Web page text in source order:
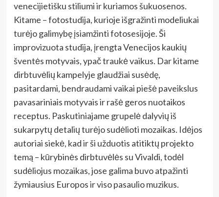
venecijietišku stiliumi ir kuriamos šukuosenos.
Kitame – fotostudija, kurioje išgražinti modeliukai
turėjo galimybę įsiamžinti fotosesijoje. Ši
improvizuota studija, įrengta Venecijos kaukių
šventės motyvais, ypač traukė vaikus. Dar kitame
dirbtuvėlių kampelyje glaudžiai susėdę,
pasitardami, bendraudami vaikai piešė paveikslus
pavasariniais motyvais ir rašė geros nuotaikos
receptus. Paskutiniajame grupelė dalyvių iš
sukarpytų detalių turėjo sudėlioti mozaikas. Idėjos
autoriai siekė, kad ir ši užduotis atitiktų projekto
temą – kūrybinės dirbtuvėlės su Vivaldi, todėl
sudėliojus mozaikas, jose galima buvo atpažinti
žymiausius Europos ir viso pasaulio muzikus.